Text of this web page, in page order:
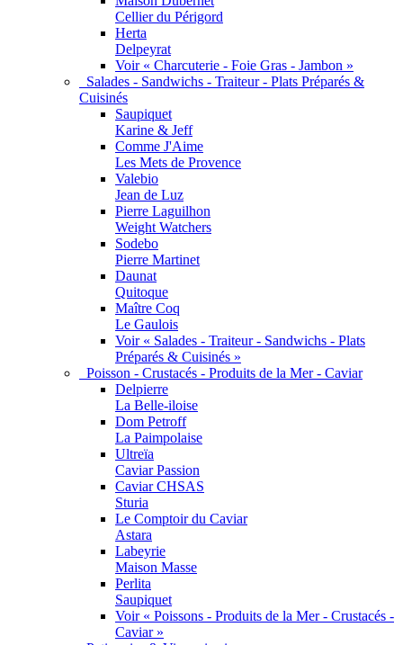
Cellier du Périgord
Herta
Delpeyrat
Voir « Charcuterie - Foie Gras - Jambon »
Salades - Sandwichs - Traiteur - Plats Préparés &
Cuisinés
Saupiquet
Karine & Jeff
Comme J'Aime
Les Mets de Provence
Valebio
Jean de Luz
Pierre Laguilhon
Weight Watchers
Sodebo
Pierre Martinet
Daunat
Quitoque
Maître Coq
Le Gaulois
Voir « Salades - Traiteur - Sandwichs - Plats
Préparés & Cuisinés »
Poisson - Crustacés - Produits de la Mer - Caviar
Delpierre
La Belle-iloise
Dom Petroff
La Paimpolaise
Ultreïa
Caviar Passion
Caviar CHSAS
Sturia
Le Comptoir du Caviar
Astara
Labeyrie
Maison Masse
Perlita
Saupiquet
Voir « Poissons - Produits de la Mer - Crustacés -
Caviar »